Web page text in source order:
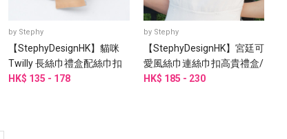
by Stephy
【StephyDesignHK】貓咪
Twilly 長絲巾禮盒配絲巾扣
姊姊禮盒
HK$ 135 - 178
by Stephy
【StephyDesignHK】宮廷可
愛風絲巾連絲巾扣高貴禮盒/
絲巾/小方巾
HK$ 185 - 230